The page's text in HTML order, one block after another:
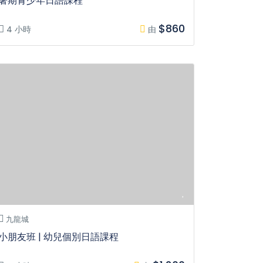
4 小時 由 $860
九龍城
朋友班 | 幼兒個別日語課程